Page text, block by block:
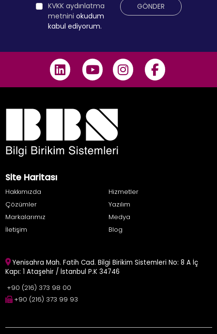
KVKK aydınlatma
metnini okudum
kabul ediyorum.
GÖNDER
Site Haritası
Hakkımızda
Hizmetler
Çözümler
Yazılım
Markalarımız
Medya
İletişim
Blog
Yenisahra Mah. Fatih Cad. Bilgi Birikim Sistemleri No: 8 A İç
Kapı: 1 Ataşehir / İstanbul P.K 34746
+90 (216) 373 98 00
+90 (216) 373 99 93